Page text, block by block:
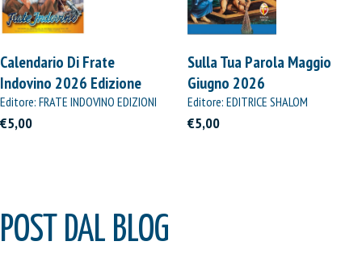
Calendario Di Frate
Indovino 2026 Edizione
Straordinaria
Editore: FRATE INDOVINO EDIZIONI
€5,00
Sulla Tua Parola Maggio
Giugno 2026
Editore: EDITRICE SHALOM
€5,00
POST DAL BLOG